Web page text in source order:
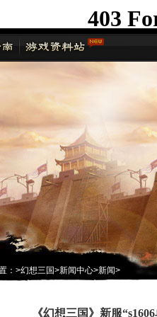
： >幻想三国>新闻中心>新闻>
《幻想三国》新服